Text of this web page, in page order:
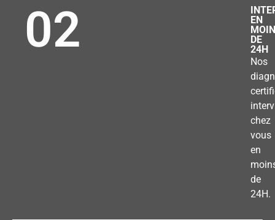
02
EN
DE
24H
Nos
chez
vous
en
de
24H.